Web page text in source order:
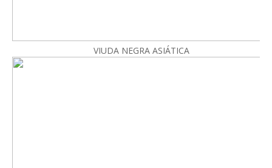
VIUDA NEGRA ASIÁTICA